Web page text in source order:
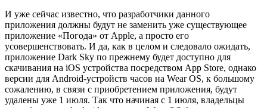
И уже сейчас известно, что разработчики данного
приложения должны будут не заменить уже существующее
приложение «Погода» от Apple, а просто его
усовершенствовать. И да, как в целом и следовало ожидать,
приложение Dark Sky по прежнему будет доступно для
скачивания на iOS устройства посредством App Store, однако
версии для Android-устройств часов на Wear OS, к большому
сожалению, в связи с приобретением приложения, будут
удалены уже 1 июля. Так что начиная с 1 июля, владельцы